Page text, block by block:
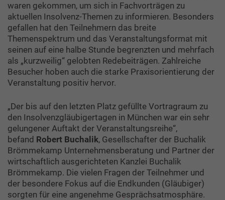
waren gekommen, um sich in Fachvorträgen zu
aktuellen Insolvenz-Themen zu informieren. Besonders
gefallen hat den Teilnehmern das breite
Themenspektrum und das Veranstaltungsformat mit
seinen auf eine halbe Stunde begrenzten und mehrfach
als „kurzweilig“ gelobten Redebeiträgen. Zahlreiche
Besucher hoben auch die starke Praxisorientierung der
Veranstaltung positiv hervor.
„Der bis auf den letzten Platz gefüllte Vortragraum zu
den Insolvenzgläubigertagen in München war ein sehr
gelungener Auftakt der Veranstaltungsreihe“,
befand Robert Buchalik, Gesellschafter der Buchalik
Brömmekamp Unternehmensberatung und Partner der
wirtschaftlich ausgerichteten Kanzlei Buchalik
Brömmekamp. Die vielen Fragen der Teilnehmer und
der besondere Fokus auf die Endkunden (Gläubiger)
sorgten für eine angenehme Gesprächsatmosphäre.